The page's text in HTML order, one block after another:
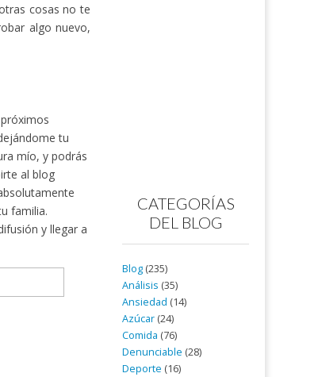
cosas no te
algo nuevo,
tu
mío, y podrás
al blog
familia.
y llegar a
CATEGORÍAS
DEL BLOG
Blog (235)
Análisis (35)
Ansiedad (14)
Azúcar (24)
Comida (76)
Denunciable (28)
Deporte (16)